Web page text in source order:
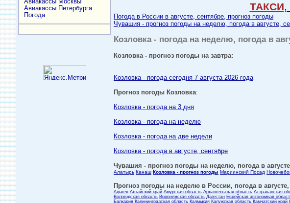
Авиакассы Петербурга
Погода
ТАКСИ,
Погода в России в августе, сентябре, прогноз погоды
Чувашия - прогноз погоды на неделю, погода в августе,
Козловка - погода на неделю, погода в
Козловка - прогноз погоды на завтра:
Козловка - погода сегодня 7 августа 2026 года
Прогноз погоды Козловка:
Козловка - погода на 3 дня
Козловка - погода на неделю
Козловка - погода на две недели
Козловка - погода в августе, сентябре
Чувашия - прогноз погоды на неделю, погода в
Алатырь Канаш Козловка - прогноз погоды Мариинский Посад
Прогноз погоды на неделю в России, погода в
Адыгея Алтайский край Амурская область Архангельская область Астраханская
Вологодская область Воронежская область Дагестан Еврейская автономная
Балкария Калининградская область Калмыкия Калужская область Камчатский край